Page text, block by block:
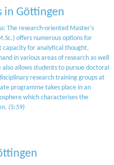
in Göttingen
The research-oriented Master's
offers numerous options for
capacity for analytical thought,
in various areas of research as well
allows students to pursue doctoral
research training groups at
programme takes place in an
which characterises the
(5:59)